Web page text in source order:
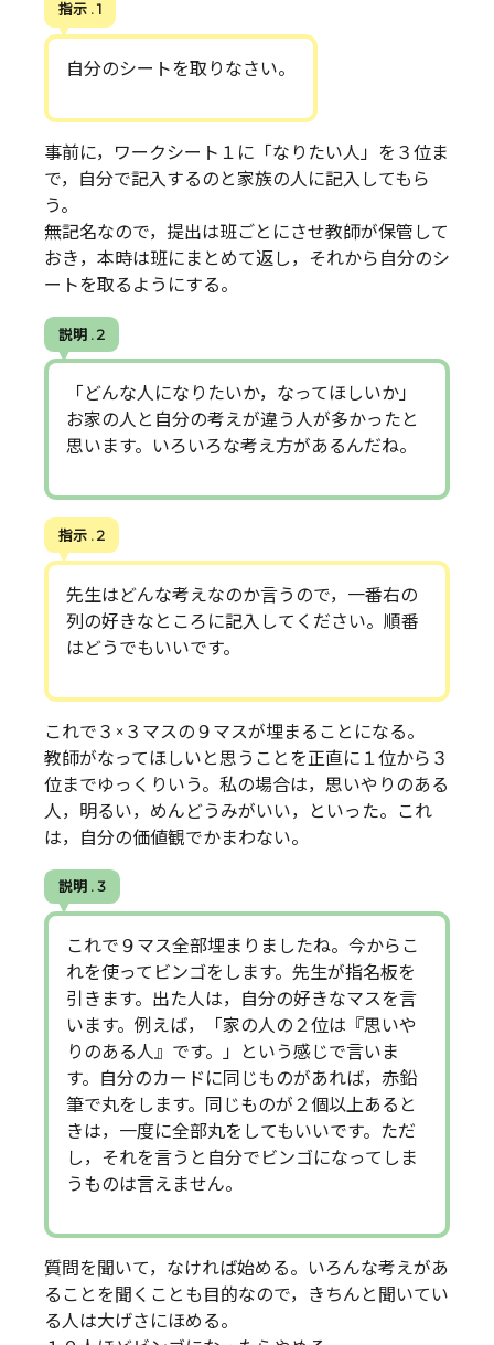
指示 . 1
自分のシートを取りなさい。
事前に，ワークシート１に「なりたい人」を３位ま
で，自分で記入するのと家族の人に記入してもら
う。
無記名なので，提出は班ごとにさせ教師が保管して
おき，本時は班にまとめて返し，それから自分のシ
ートを取るようにする。
説明 . 2
「どんな人になりたいか，なってほしいか」
お家の人と自分の考えが違う人が多かったと
思います。いろいろな考え方があるんだね。
指示 . 2
先生はどんな考えなのか言うので，一番右の
列の好きなところに記入してください。順番
はどうでもいいです。
これで３×３マスの９マスが埋まることになる。
教師がなってほしいと思うことを正直に１位から３
位までゆっくりいう。私の場合は，思いやりのある
人，明るい，めんどうみがいい，といった。これ
は，自分の価値観でかまわない。
説明 . 3
これで９マス全部埋まりましたね。今からこ
れを使ってビンゴをします。先生が指名板を
引きます。出た人は，自分の好きなマスを言
います。例えば，「家の人の２位は『思いや
りのある人』です。」という感じで言いま
す。自分のカードに同じものがあれば，赤鉛
筆で丸をします。同じものが２個以上あると
きは，一度に全部丸をしてもいいです。ただ
し，それを言うと自分でビンゴになってしま
うものは言えません。
質問を聞いて，なければ始める。いろんな考えがあ
ることを聞くことも目的なので，きちんと聞いてい
る人は大げさにほめる。